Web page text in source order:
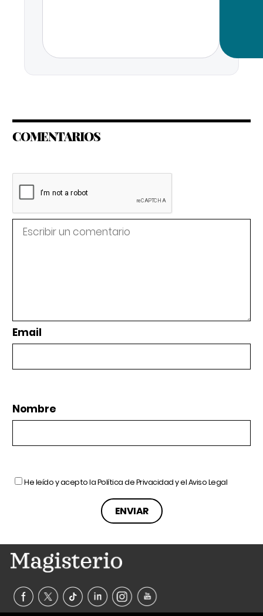
COMENTARIOS
Email
Nombre
He leído y acepto laPolítica de Privacidady elAviso Legal